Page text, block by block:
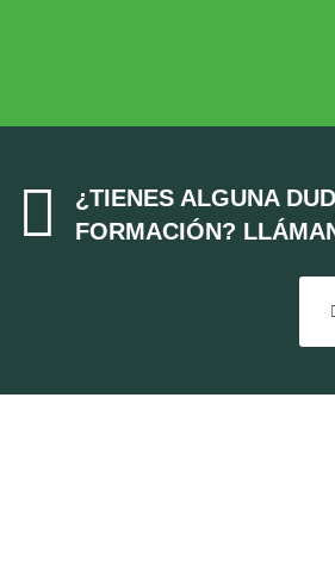

¿TIENES ALGUNA
FORMACIÓN?